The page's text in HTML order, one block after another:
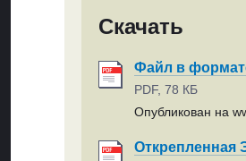
Скачать
Файл в
PDF, 78 КБ
Опубликован на
Открепленная